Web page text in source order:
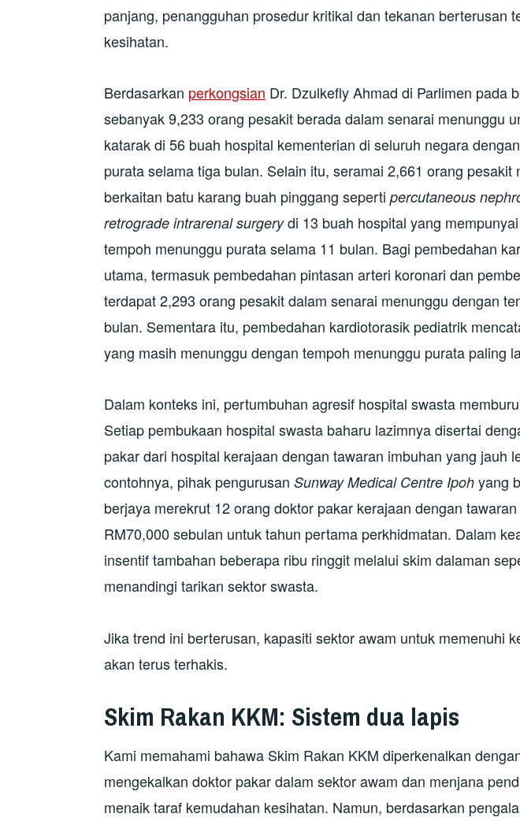
panjang, penangguhan prosedur kritikal dan tekanan berterusan
kesihatan.
Berdasarkan perkongsian Dr. Dzulkefly Ahmad di Parlimen pada
sebanyak 9,233 orang pesakit berada dalam senarai menunggu
katarak di 56 buah hospital kementerian di seluruh negara
purata selama tiga bulan. Selain itu, seramai 2,661 orang pesakit
berkaitan batu karang buah pinggang seperti percutaneous
retrograde intrarenal surgerydi 13 buah hospital yang
tempoh menunggu purata selama 11 bulan. Bagi pembedahan
utama, termasuk pembedahan pintasan arteri koronari dan
terdapat 2,293 orang pesakit dalam senarai menunggu dengan
bulan. Sementara itu, pembedahan kardiotorasik pediatrik
yang masih menunggu dengan tempoh menunggu purata paling
Dalam konteks ini, pertumbuhan agresif hospital swasta
Setiap pembukaan hospital swasta baharu lazimnya disertai
pakar dari hospital kerajaan dengan tawaran imbuhan yang jauh
contohnya, pihak pengurusan Sunway Medical Centre Ipoh yang
berjaya merekrut 12 orang doktor pakar kerajaan dengan tawaran
RM70,000 sebulan untuk tahun pertama perkhidmatan. Dalam
insentif tambahan beberapa ribu ringgit melalui skim dalaman
menandingi tarikan sektor swasta.
Jika trend ini berterusan, kapasiti sektor awam untuk memenuhi
akan terus terhakis.
Skim Rakan KKM: Sistem dua lapis
Kami memahami bahawa Skim Rakan KKM diperkenalkan
mengekalkan doktor pakar dalam sektor awam dan menjana
menaik taraf kemudahan kesihatan. Namun, berdasarkan